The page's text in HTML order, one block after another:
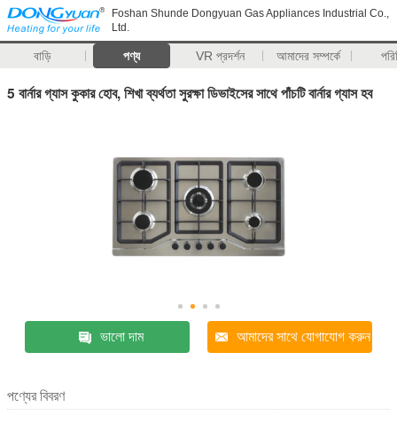
Foshan Shunde Dongyuan Gas Appliances Industrial Co.,
Ltd.
বাড়ি পণ্য VR প্রদর্শন আমাদের সম্পর্কে
5 বার্নার গ্যাস কুকার হোব, শিখা ব্যর্থতা সুরক্ষা ডিভাইসের সাথে পাঁচটি বার্নার গ্যাস হব
ভালো দাম আমাদের সাথে যোগাযোগ করুন
পণ্যের বিবরণ